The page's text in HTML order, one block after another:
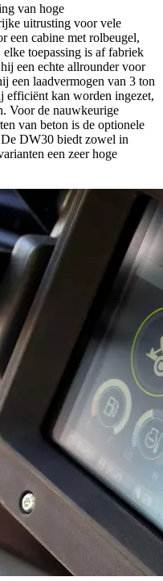
van hoge
uitrusting voor vele
een cabine met rolbeugel,
toepassing is af fabriek
een echte allrounder voor
een laadvermogen van 3 ton
efficiënt kan worden ingezet,
Voor de nauwkeurige
van beton is de optionele
De DW30 biedt zowel in
een zeer hoge